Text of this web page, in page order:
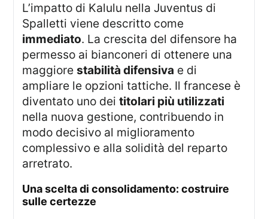
L’impatto di Kalulu nella Juventus di
Spalletti viene descritto come
immediato. La crescita del difensore ha
permesso ai bianconeri di ottenere una
maggiorestabilità difensiva e di
ampliare le opzioni tattiche. Il francese è
diventato uno deititolari più utilizzati
nella nuova gestione, contribuendo in
modo decisivo al miglioramento
complessivo e alla solidità del reparto
arretrato.
una scelta di consolidamento: costruire
sulle certezze